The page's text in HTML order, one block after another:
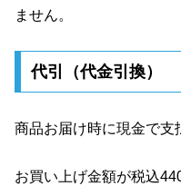
ません。
代引（代金引換）
商品お届け時に現金で支
お買い上げ金額が税込